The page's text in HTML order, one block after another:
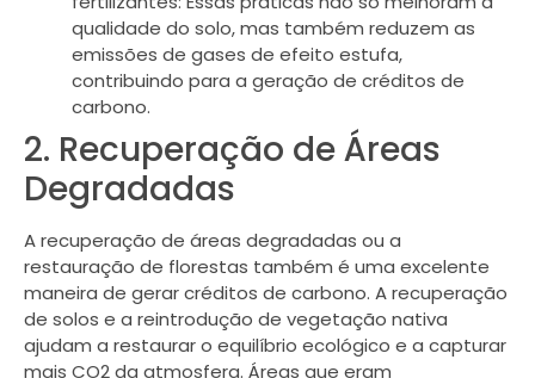
qualidade do solo, mas também reduzem as
emissões de gases de efeito estufa,
contribuindo para a geração de créditos de
carbono.
2. Recuperação de Áreas
Degradadas
A recuperação de áreas degradadas ou a
restauração de florestas também é uma excelente
maneira de gerar créditos de carbono. A recuperação
de solos e a reintrodução de vegetação nativa
ajudam a restaurar o equilíbrio ecológico e a capturar
mais CO2 da atmosfera. Áreas que eram